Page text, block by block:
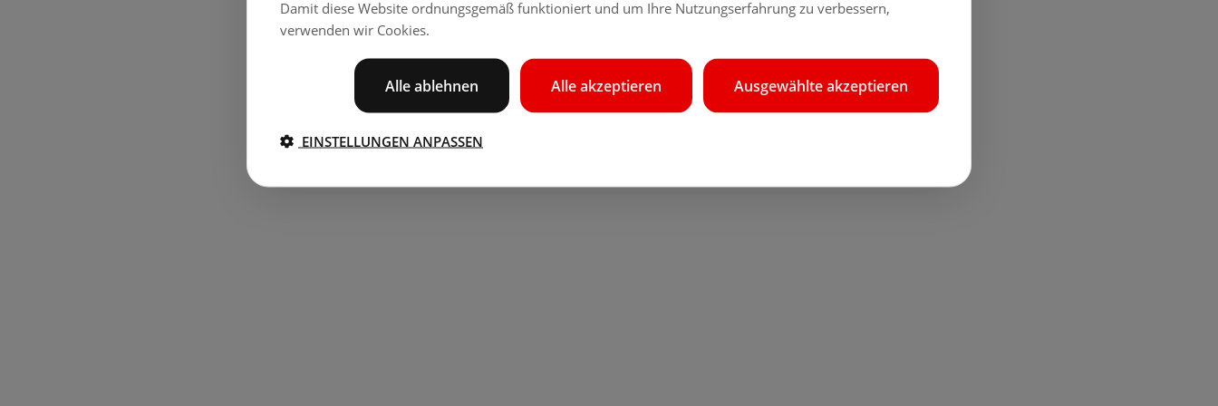
Damit diese Website ordnungsgemäß funktioniert und um Ihre Nutzungserfahrung zu verbessern,
verwenden wir Cookies.
Ausgewählte akzeptieren
Alle akzeptieren
Alle ablehnen
EINSTELLUNGEN ANPASSEN